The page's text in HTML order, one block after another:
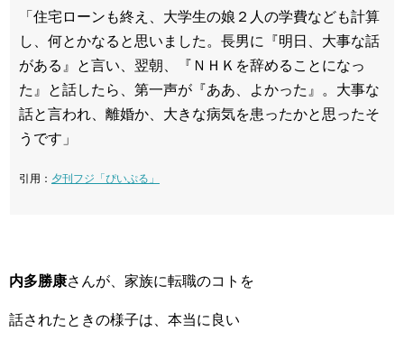
「住宅ローンも終え、大学生の娘２人の学費なども計算
し、何とかなると思いました。長男に『明日、大事な話
がある』と言い、翌朝、『ＮＨＫを辞めることになっ
た』と話したら、第一声が『ああ、よかった』。大事な
話と言われ、離婚か、大きな病気を患ったかと思ったそ
うです」
引用： 夕刊フジ「ぴいぷる」
内多勝康さんが、家族に転職のコトを
話されたときの様子は、本当に良い